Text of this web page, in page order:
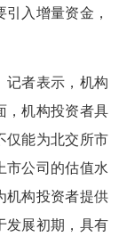
入增量资金，
者表示，机构
，机构投资者具
仅能为北交所市
市公司的估值水
机构投资者提供
发展初期，具有